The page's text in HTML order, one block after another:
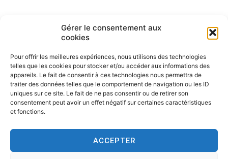
Gérer le consentement aux
cookies
Pour offrir les meilleures expériences, nous utilisons des technologies
telles que les cookies pour stocker et/ou accéder aux informations des
appareils. Le fait de consentir à ces technologies nous permettra de
traiter des données telles que le comportement de navigation ou les ID
uniques sur ce site. Le fait de ne pas consentir ou de retirer son
consentement peut avoir un effet négatif sur certaines caractéristiques
et fonctions.
ACCEPTER
Navigation
de
l’article
ARTICLE PRÉCÉDENT
English cartoons by Tesson-1